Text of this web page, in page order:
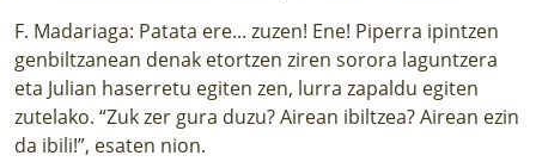
F. Madariaga: Patata ere... zuzen! Ene! Piperra ipintzen
genbiltzanean denak etortzen ziren sorora laguntzera
eta Julian haserretu egiten zen, lurra zapaldu egiten
zutelako. “Zuk zer gura duzu? Airean ibiltzea? Airean ezin
da ibili!”, esaten nion.